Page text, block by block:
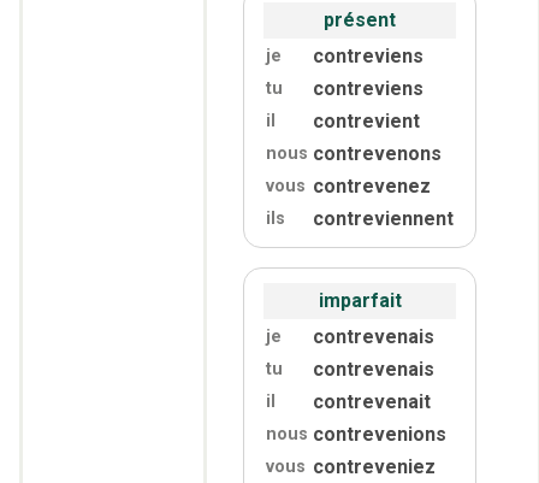
présent
je contreviens
tu contreviens
il contrevient
nous contrevenons
vous contrevenez
ils contreviennent
imparfait
je contrevenais
tu contrevenais
il contrevenait
nous contrevenions
vous contreveniez